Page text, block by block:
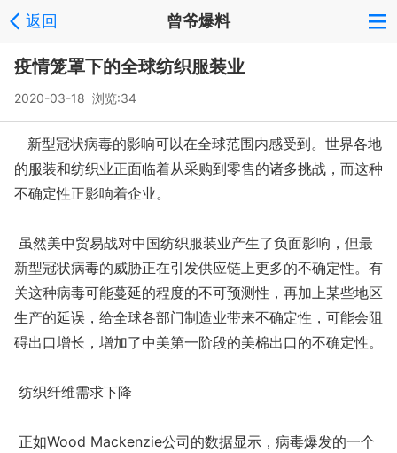
返回 曾爷爆料
疫情笼罩下的全球纺织服装业
2020-03-18 浏览:34
新型冠状病毒的影响可以在全球范围内感受到。世界各地
的服装和纺织业正面临着从采购到零售的诸多挑战，而这种
不确定性正影响着企业。
虽然美中贸易战对中国纺织服装业产生了负面影响，但最
新型冠状病毒的威胁正在引发供应链上更多的不确定性。有
关这种病毒可能蔓延的程度的不可预测性，再加上某些地区
生产的延误，给全球各部门制造业带来不确定性，可能会阻
碍出口增长，增加了中美第一阶段的美棉出口的不确定性。
纺织纤维需求下降
正如Wood Mackenzie公司的数据显示，病毒爆发的一个